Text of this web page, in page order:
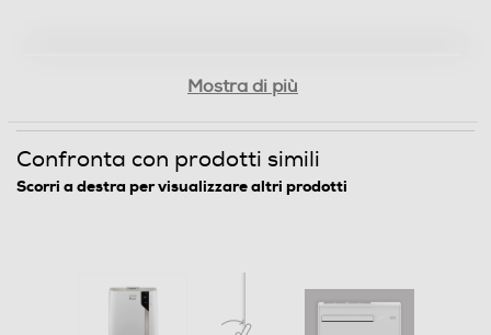
Timer
Mostra di più
Confronta con prodotti simili
Scorri a destra per visualizzare altri prodotti